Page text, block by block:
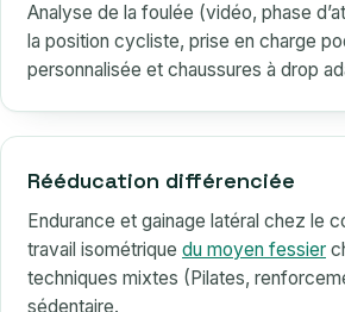
Analyse de la foulée (vidéo, phase
la position cycliste, prise en charge
personnalisée et chaussures à drop
Rééducation différenciée
Endurance et gainage latéral chez le
travail isométrique du moyen fessier
techniques mixtes (Pilates,
sédentaire.